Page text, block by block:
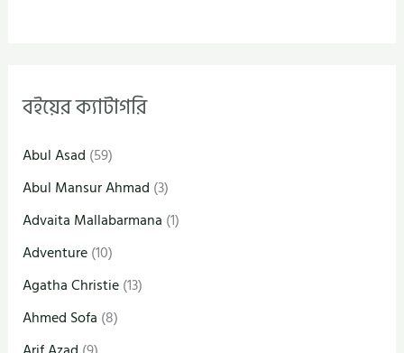
বইয়ের ক্যাটাগরি
Abul Asad (59)
Abul Mansur Ahmad (3)
Advaita Mallabarmana (1)
Adventure(10)
Agatha Christie(13)
Ahmed Sofa (8)